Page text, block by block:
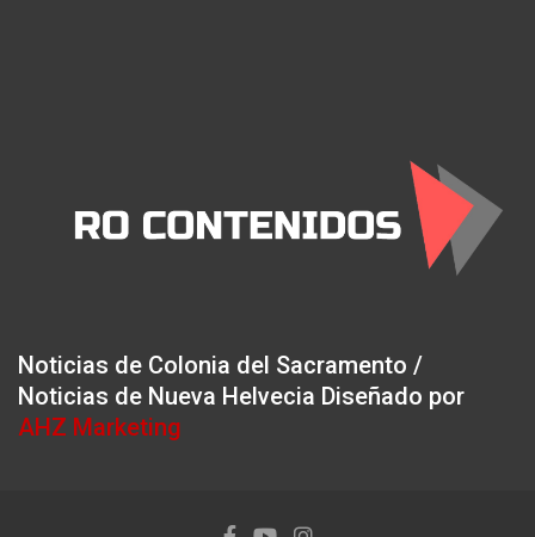
Noticias de Colonia del Sacramento /
Noticias de Nueva Helvecia Diseñado por
AHZ Marketing